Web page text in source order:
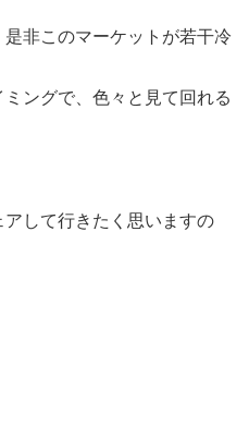
非このマーケットが若干冷
ングで、色々と見て回れる
して行きたく思いますの